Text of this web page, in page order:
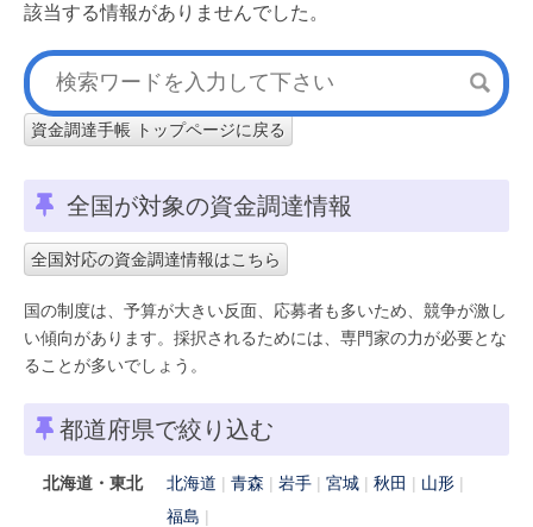
該当する情報がありませんでした。
資金調達手帳 トップページに戻る
全国が対象の資金調達情報
全国対応の資金調達情報はこちら
国の制度は、予算が大きい反面、応募者も多いため、競争が激し
い傾向があります。採択されるためには、専門家の力が必要とな
ることが多いでしょう。
都道府県で絞り込む
北海道・東北 北海道 青森 岩手 宮城 秋田
山形
福島